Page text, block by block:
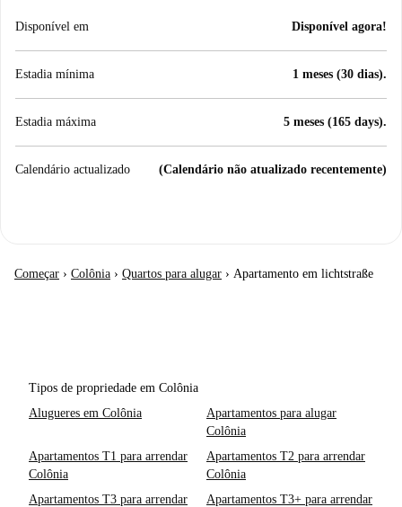
Disponível em Disponível agora!
Estadia mínima 1 meses (30 dias).
Estadia máxima 5 meses (165 days).
Calendário actualizado (Calendário não atualizado recentemente)
Começar › Colônia › Quartos para alugar › Apartamento em lichtstraße
Tipos de propriedade em Colônia
Alugueres em Colônia
Apartamentos para alugar
Colônia
Apartamentos T1 para arrendar
Colônia
Apartamentos T2 para arrendar
Colônia
Apartamentos T3 para arrendar
Apartamentos T3+ para arrendar